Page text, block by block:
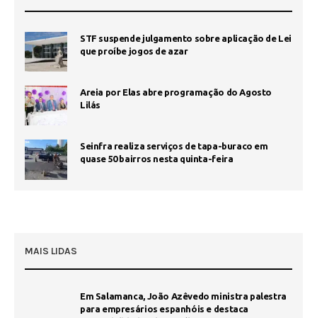
STF suspende julgamento sobre aplicação de Lei
que proíbe jogos de azar
Areia por Elas abre programação do Agosto
Lilás
Seinfra realiza serviços de tapa-buraco em
quase 50 bairros nesta quinta-feira
MAIS LIDAS
Em Salamanca, João Azêvedo ministra palestra
para empresários espanhóis e destaca